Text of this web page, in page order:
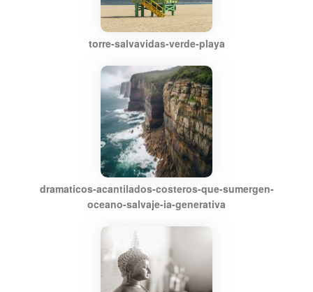
torre-salvavidas-verde-playa
dramaticos-acantilados-costeros-que-sumergen-
oceano-salvaje-ia-generativa